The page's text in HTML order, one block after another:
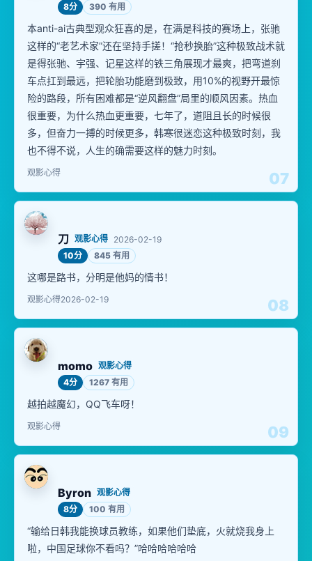
07
8分
390 有用
本anti-ai古典型观众狂喜的是，在满是科技的赛场上，张驰
这样的“老艺术家”还在坚持手搓！“抢秒换胎”这种极致战术就
是得张驰、宇强、记星这样的铁三角展现才最爽，把弯道刹
车点扛到最远，把轮胎功能磨到极致，用10%的视野开最惊
险的路段，所有困难都是“逆风翻盘”局里的顺风因素。热血
很重要，为什么热血更重要，七年了，道阻且长的时候很
多，但奋力一搏的时候更多，韩寒很迷恋这种极致时刻，我
也不得不说，人生的确需要这样的魅力时刻。
观影心得
08
刀 观影心得 2026-02-19
10分
845 有用
这哪是路书，分明是他妈的情书！
观影心得2026-02-19
09
momo 观影心得
4分
1267 有用
越拍越魔幻，QQ飞车呀！
观影心得
Byron 观影心得
8分
100 有用
“输给日韩我能换球员教练，如果他们垫底，火就烧我身上
啦，中国足球你不看吗？”哈哈哈哈哈哈